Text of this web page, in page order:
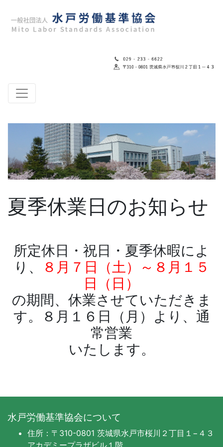
夏季休業日のお知らせ
所定休日・祝日・夏季休暇によ
り、
８月７日（土）～８月１５
日（日）
の期間、休業させていただきま
す。８月１６日（月）より、通
常営業
いたします。
水戸労働基準協会について
住所：〒310-0801 茨城県水戸市桜川２丁目１−４３
アカデミープラザビル１階